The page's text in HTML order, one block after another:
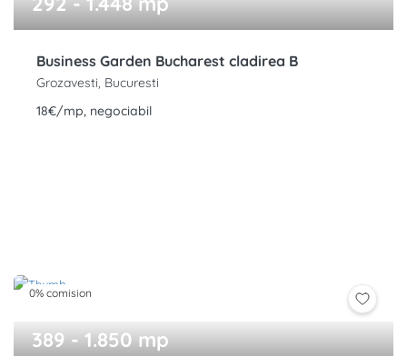
Business Garden Bucharest cladirea B
Grozavesti, Bucuresti
18€/mp, negociabil
0% comision
389 - 1.850 mp